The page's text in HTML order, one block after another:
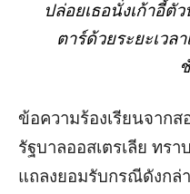
ปล่อยเธอนั่งเก้าอี้ตั
ตาร์ด้วยระยะเวล
ข้อความร้องเรียนจากส
รัฐบาลออสเตรเลีย ทร
แถลงยอมรับกรณีดังกล่